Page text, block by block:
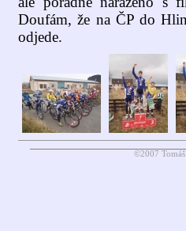
Doufám, že na ČP do
odjede.
©2007